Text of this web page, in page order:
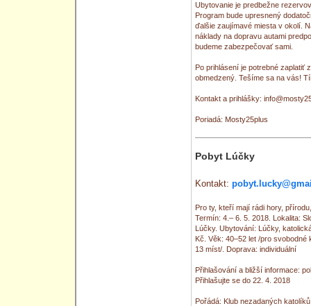
Ubytovanie je predbežne
Program bude upresnený
ďalšie zaujímavé miesta v okolí.
náklady na dopravu autami
budeme zabezpečovať sami.
Po prihlásení je potrebné zaplatiť
obmedzený. Tešíme sa na vás!
Kontakt a prihlášky:
Poriadá: Mosty25plus
Pobyt Lúčky
Kontakt:
Pro ty, kteří mají rádi hory,
Termín: 4.– 6. 5. 2018. Lokalita:
Lúčky. Ubytování: Lúčky,
Kč. Věk: 40–52 let /pro
13 míst/. Doprava: individuální
Přihlašování a bližší informace:
Přihlašujte se do 22. 4. 2018
Pořádá: Klub nezadaných katolíků